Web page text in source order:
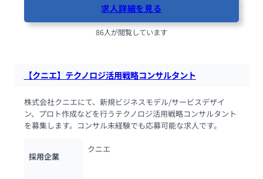
求人詳細を見る
86人が閲覧しています
【クニエ】テクノロジ活用戦略コンサルタント
株式会社クニエにて、新規ビジネスモデル/サービスデザイ
ン、プロト作成などを行うテクノロジ活用戦略コンサルタント
を募集します。コンサル未経験でも応募可能な求人です。
採用企業
クニエ